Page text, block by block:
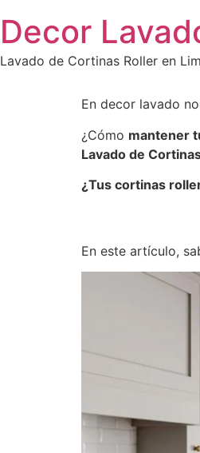
al
contenido
Decor
Lavado de Cortinas Roller en
En decor lavado
¿Cómo mantener
Lavado de
¿Tus cortinas
En este artículo,